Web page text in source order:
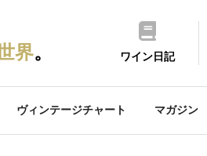
界。 ワイン日記
ヴィンテージチャート マガジン